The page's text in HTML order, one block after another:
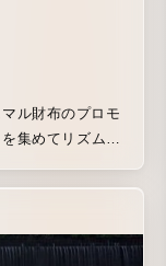
ル財布のプロモ
集めてリズムや
ミニマル故のス
造・実用・飛躍